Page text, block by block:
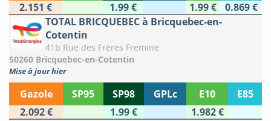
2.151 €
1.99 € 1.99 €
0.869 €
TOTAL BRICQUEBEC à Bricquebec-en-
Cotentin
41b Rue des Frères Fremine
50260 Bricquebec-en-Cotentin
Mise à jour hier
Gazole SP95 SP98 GPLc E10
E85
2.092 €
1.99 €
1.982 €